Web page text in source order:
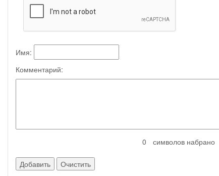
Имя:
Комментарий:
символов набрано